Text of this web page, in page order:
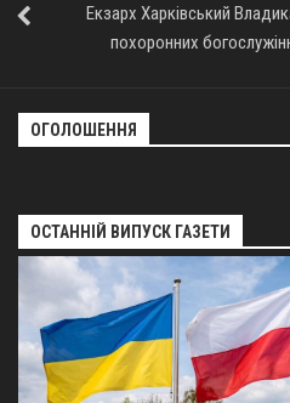
Екзарх Харківський
похоронних
ОГОЛОШЕННЯ
ОСТАННІЙ ВИПУСК ГАЗЕТИ